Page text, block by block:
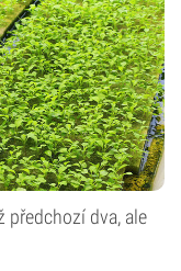
předchozí dva, ale